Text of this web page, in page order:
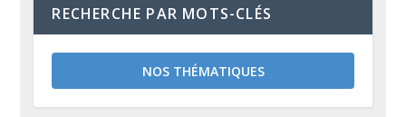
RECHERCHE PAR MOTS-CLÉS
NOS THÉMATIQUES